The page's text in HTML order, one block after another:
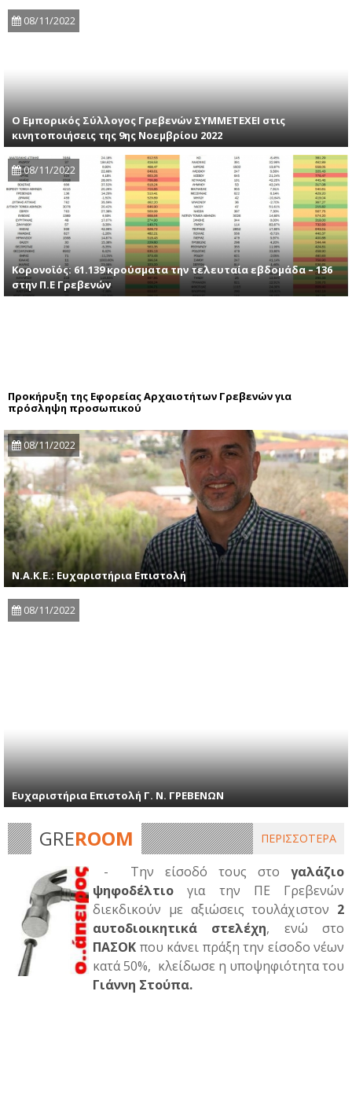
08/11/2022
Ο Εμπορικός Σύλλογος Γρεβενών ΣΥΜΜΕΤΕΧΕΙ στις
κινητοποιήσεις της 9ης Νοεμβρίου 2022
08/11/2022
Κορονοϊός: 61.139 κρούσματα την τελευταία εβδομάδα – 136
στην Π.Ε Γρεβενών
Προκήρυξη της Εφορείας Αρχαιοτήτων Γρεβενών για
πρόσληψη προσωπικού
08/11/2022
Ν.Α.Κ.Ε.: Ευχαριστήρια Επιστολή
08/11/2022
Ευχαριστήρια Επιστολή Γ. Ν. ΓΡΕΒΕΝΩΝ
GREROOM ΠΕΡΙΣΣΟΤΕΡΑ
- Την είσοδό τους στo γαλάζιο
ψηφοδέλτιο για την ΠΕ Γρεβενών
διεκδικούν με αξιώσεις τουλάχιστον 2
αυτοδιοικητικά στελέχη, ενώ στο
ΠΑΣΟΚ που κάνει πράξη την είσοδο νέων
κατά 50%, κλείδωσε η υποψηφιότητα του
Γιάννη Στούπα.